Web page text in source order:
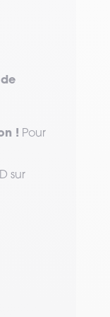
! Pour
sur